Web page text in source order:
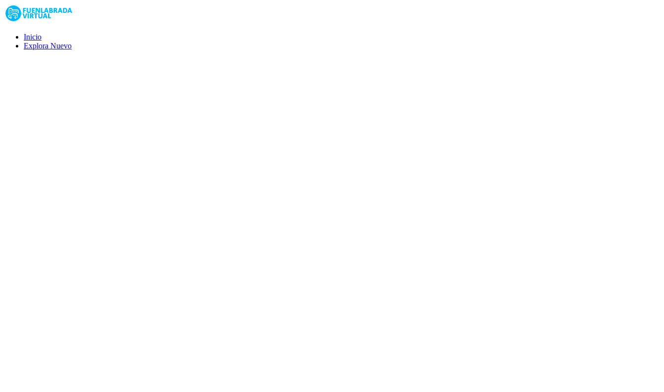
Inicio
Explora Nuevo